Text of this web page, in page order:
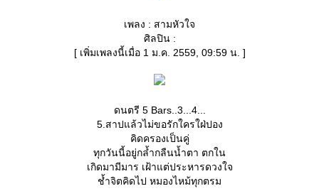
เพลง : สามหัวใจ
ศิลปิน :
[ เพิ่มเพลงนี้เมื่อ 1 ม.ค. 2559, 09:59 น. ]
ดนตรี 5 Bars..3...4...
5.สาปแล้วไม่ขอรักใครใฝ่ปอง
คิดครองเป็นคู่
ทุกวันนี้อยู่กล้ำกลืนน้ำตา ตกใน
เกิดมามีมาร เฝ้าแต่ประหารดวงใจ
ช้ำจิตคิดไป หมองไหม้ทุกตรม